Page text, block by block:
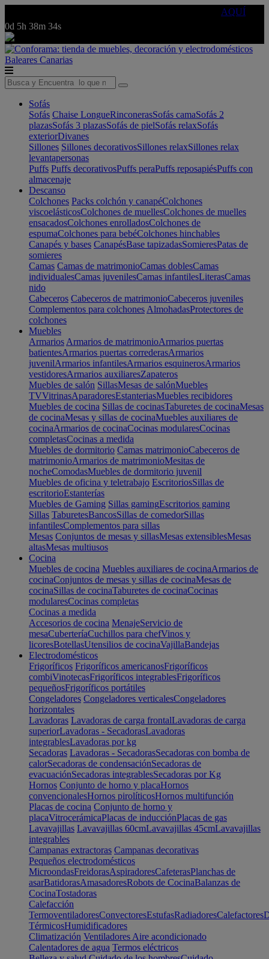
AQUÍ
0d 5h 38m 34s
Baleares Canarias
Sofás
Sofás Chaise LongueRinconerasSofás camaSofás 2
plazasSofás 3 plazasSofás de pielSofás relaxSofás
exteriorDivanes
Sillones Sillones decorativosSillones relaxSillones relax
levantapersonas
Puffs Puffs decorativosPuffs peraPuffs reposapiésPuffs con
almacenaje
Descanso
Colchones Packs colchón y canapéColchones
viscoelásticosColchones de muellesColchones de muelles
ensacadosColchones enrolladosColchones de
espumaColchones para bebéColchones hinchables
Canapés y bases CanapésBase tapizadasSomieresPatas de
somieres
Camas Camas de matrimonioCamas doblesCamas
individualesCamas juvenilesCamas infantilesLiterasCamas
nido
Cabeceros Cabeceros de matrimonioCabeceros juveniles
Complementos para colchones AlmohadasProtectores de
colchones
Muebles
Armarios Armarios de matrimonioArmarios puertas
batientesArmarios puertas correderasArmarios
juvenilArmarios infantilesArmarios esquinerosArmarios
vestidoresArmarios auxiliaresZapateros
Muebles de salón SillasMesas de salónMuebles
TVVitrinasAparadoresEstanteriasMuebles recibidores
Muebles de cocina Sillas de cocinasTaburetes de cocinaMesas
de cocinaMesas y sillas de cocinaMuebles auxiliares de
cocinaArmarios de cocinaCocinas modularesCocinas
completasCocinas a medida
Muebles de dormitorio Camas matrimonioCabeceros de
matrimonioArmarios de matrimonioMesitas de
nocheComodasMuebles de dormitorio juvenil
Muebles de oficina y teletrabajo EscritoriosSillas de
escritorioEstanterías
Muebles de Gaming Sillas gamingEscritorios gaming
Sillas TaburetesBancosSillas de comedorSillas
infantilesComplementos para sillas
Mesas Conjuntos de mesas y sillasMesas extensiblesMesas
altasMesas multiusos
Cocina
Muebles de cocina Muebles auxiliares de cocinaArmarios de
cocinaConjuntos de mesas y sillas de cocinaMesas de
cocinaSillas de cocinaTaburetes de cocinaCocinas
modularesCocinas completas
Cocinas a medida
Accesorios de cocina MenajeServicio de
mesaCuberteríaCuchillos para chefVinos y
licoresBotellasUtensilios de cocinaVajillaBandejas
Electrodomésticos
Frigoríficos Frigoríficos americanosFrigoríficos
combiVinotecasFrigoríficos integrablesFrigoríficos
pequeñosFrigoríficos portátiles
Congeladores Congeladores verticalesCongeladores
horizontales
Lavadoras Lavadoras de carga frontalLavadoras de carga
superiorLavadoras - SecadorasLavadoras
integrablesLavadoras por kg
Secadoras Lavadoras - SecadorasSecadoras con bomba de
calorSecadoras de condensaciónSecadoras de
evacuaciónSecadoras integrablesSecadoras por Kg
Hornos Conjunto de horno y placaHornos
convencionalesHornos pirolíticosHornos multifunción
Placas de cocina Conjunto de horno y
placaVitrocerámicaPlacas de inducciónPlacas de gas
Lavavajillas Lavavajillas 60cmLavavajillas 45cmLavavajillas
integrables
Campanas extractoras Campanas decorativas
Pequeños electrodomésticos
MicroondasFreidorasAspiradoresCafeterasPlanchas de
asarBatidorasAmasadoresRobots de CocinaBalanzas de
CocinaTostadoras
Calefacción
TermoventiladoresConvectoresEstufasRadiadoresCalefactores
TérmicosHumidificadores
Climatización Ventiladores Aire acondicionado
Calentadores de agua Termos eléctricos